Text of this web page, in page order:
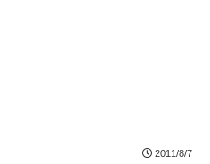
2011/8/7